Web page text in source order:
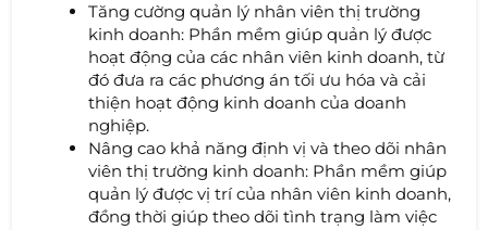
Tăng cường quản lý nhân viên thị trường
kinh doanh: Phần mềm giúp quản lý được
hoạt động của các nhân viên kinh doanh, từ
đó đưa ra các phương án tối ưu hóa và cải
thiện hoạt động kinh doanh của doanh
nghiệp.
Nâng cao khả năng định vị và theo dõi nhân
viên thị trường kinh doanh: Phần mềm giúp
quản lý được vị trí của nhân viên kinh doanh,
đồng thời giúp theo dõi tình trạng làm việc